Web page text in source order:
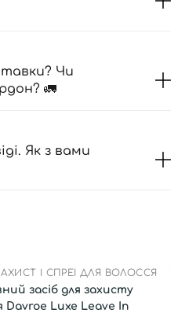
Чи
🚛
Як з вами
І СПРЕЇ ДЛЯ ВОЛОССЯ
засіб для захисту
Davroe Luxe Leave In